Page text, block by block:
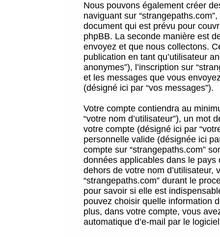
Nous pouvons également créer
naviguant sur
document qui est prévu pour
phpBB. La seconde manière est
envoyez et que nous collectons.
publication en tant qu’utilisateur
anonymes”), l’inscription sur
et les messages que vous
(désigné ici par “vos messages”).
Votre compte contiendra au
“votre nom d’utilisateur”), un mot
votre compte (désigné ici par
personnelle valide (désignée ici
compte sur “strangepaths.com”
données applicables dans le
dehors de votre nom
“strangepaths.com” durant le
pour savoir si elle est
pouvez choisir quelle information
plus, dans votre compte, vous
automatique d’e-mail par le